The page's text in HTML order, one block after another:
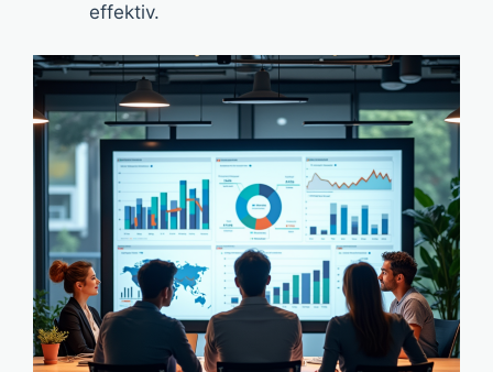
effektiv.